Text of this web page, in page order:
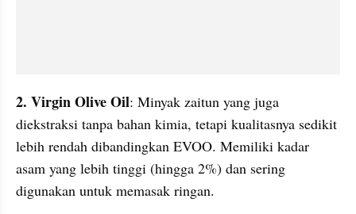
2. Virgin Olive Oil: Minyak zaitun yang juga
diekstraksi tanpa bahan kimia, tetapi kualitasnya sedikit
lebih rendah dibandingkan EVOO. Memiliki kadar
asam yang lebih tinggi (hingga 2%) dan sering
digunakan untuk memasak ringan.